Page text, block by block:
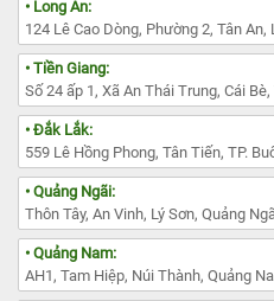
• Long An:
124 Lê Cao Dòng, Phường 2, Tân An,
• Tiền Giang:
Số 24 ấp 1, Xã An Thái Trung, Cái
• Đắk Lắk:
559 Lê Hồng Phong, Tân Tiến, TP.
• Quảng Ngãi:
Thôn Tây, An Vinh, Lý Sơn, Quảng
• Quảng Nam:
AH1, Tam Hiệp, Núi Thành, Quảng